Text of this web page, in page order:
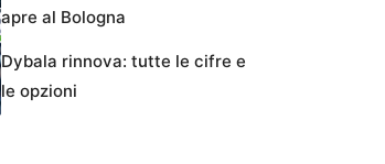
apre al Bologna
Dybala rinnova: tutte le cifre e
le opzioni